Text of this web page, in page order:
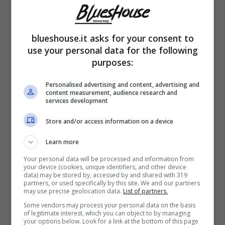
Una sorta di risarcimento è quello che arriva
dalla Rai per Pino Insegno. I vertici di Viale
Mazzini, avrebbero, infatti, raggiunto un
accordo
Banijay per il futuro televisivo del conduttore
e doppiatore. Per lui ci sarebbe la
conduzione di“Reazione a catena”, da
blueshouse.it asks for your consent to
use your personal data for the following
purposes:
Personalised advertising and content, advertising and
content measurement, audience research and
services development
Store and/or access information on a device
Learn more
Your personal data will be processed and information from
your device (cookies, unique identifiers, and other device
data) may be stored by, accessed by and shared with 319
partners, or used specifically by this site. We and our partners
may use precise geolocation data. List of partners.
Some vendors may process your personal data on the basis
of legitimate interest, which you can object to by managing
your options below. Look for a link at the bottom of this page